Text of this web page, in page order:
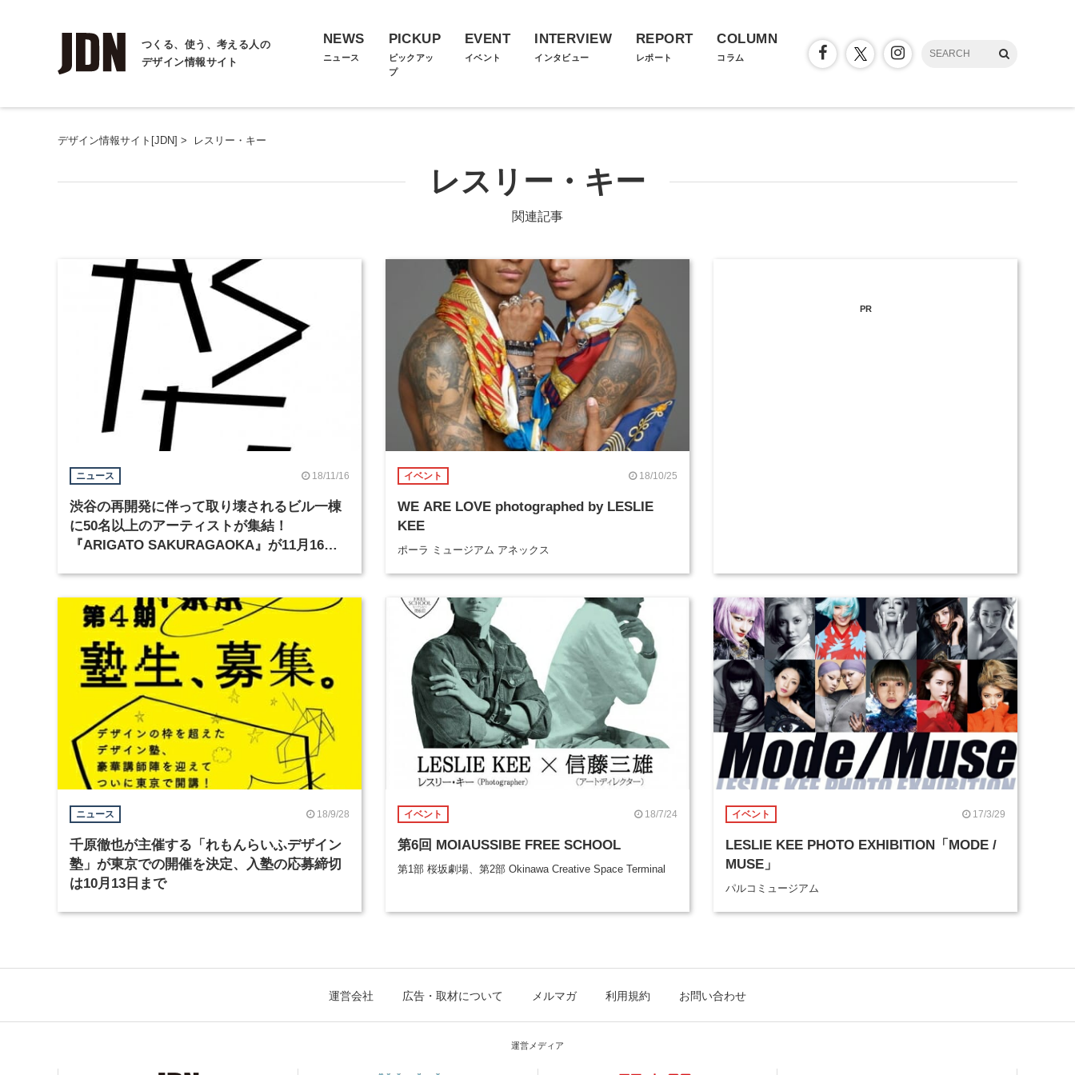
つくる、使う、考える人の
デザイン情報サイト
NEWS
ニュース
PICKUP
ピックアッ
プ
EVENT
イベント
INTERVIEW
インタビュー
REPORT
レポート
COLUMN
コラム
デザイン情報サイト[JDN] > レスリー・キー
レスリー・キー
関連記事
ニュース 18/11/16
渋谷の再開発に伴って取り壊されるビル一棟
に50名以上のアーティストが集結！
『ARIGATO SAKURAGAOKA』が11月16日
イベント 18/10/25
WE ARE LOVE photographed by LESLIE
KEE
ポーラ ミュージアム アネックス
PR
ニュース 18/9/28
千原徹也が主催する「れもんらいふデザイン
塾」が東京での開催を決定、入塾の応募締切
は10月13日まで
イベント 18/7/24
第6回 MOIAUSSIBE FREE SCHOOL
第1部 桜坂劇場、第2部 Okinawa Creative Space Terminal
イベント 17/3/29
LESLIE KEE PHOTO EXHIBITION「MODE /
MUSE」
パルコミュージアム
運営会社 広告・取材について メルマガ 利用規約 お問い合わせ
運営メディア